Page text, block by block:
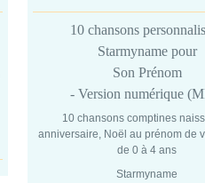
10 chansons
Starmyname pour
Son Prénom
- Version numérique
10 chansons comptines
anniversaire, Noël au prénom de
de 0 à 4 ans
Starmyname